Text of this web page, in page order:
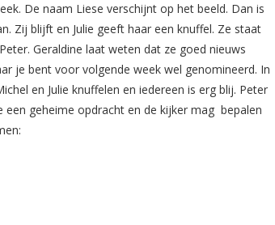
De naam Liese verschijnt op het beeld. Dan is
Zij blijft en Julie geeft haar een knuffel. Ze staat
Geraldine laat weten dat ze goed nieuws
je bent voor volgende week wel genomineerd. In
en Julie knuffelen en iedereen is erg blij. Peter
een geheime opdracht en de kijker mag bepalen